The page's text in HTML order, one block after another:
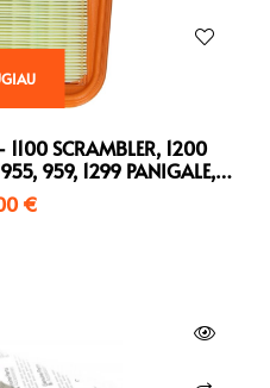
SCRAMBLER, 1200
959, 1299 PANIGALE,
€